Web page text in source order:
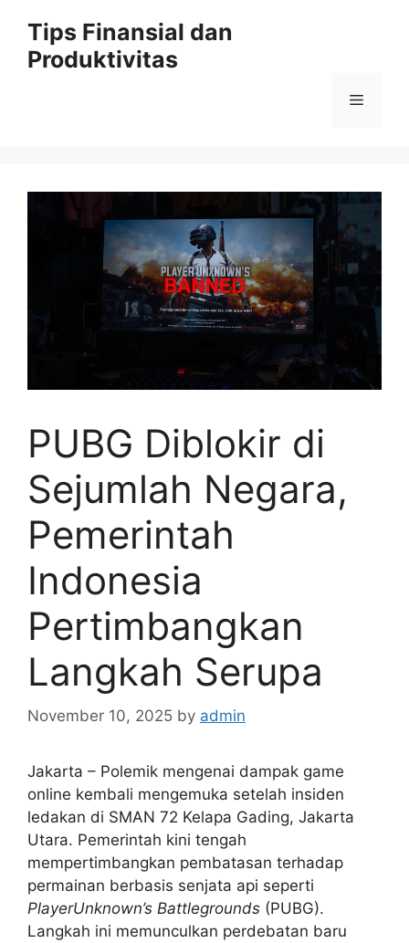
content
Tips Finansial dan
Produktivitas
Menu
PUBG Diblokir di
Sejumlah Negara,
Pemerintah
Indonesia
Pertimbangkan
Langkah Serupa
November 10, 2025 by admin
Jakarta – Polemik mengenai dampak game
online kembali mengemuka setelah insiden
ledakan di SMAN 72 Kelapa Gading, Jakarta
Utara. Pemerintah kini tengah
mempertimbangkan pembatasan terhadap
permainan berbasis senjata api seperti
PlayerUnknown’s Battlegrounds (PUBG).
Langkah ini memunculkan perdebatan baru